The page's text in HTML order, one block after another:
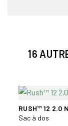
16
RUSH™ 12 2.0
Sac à dos